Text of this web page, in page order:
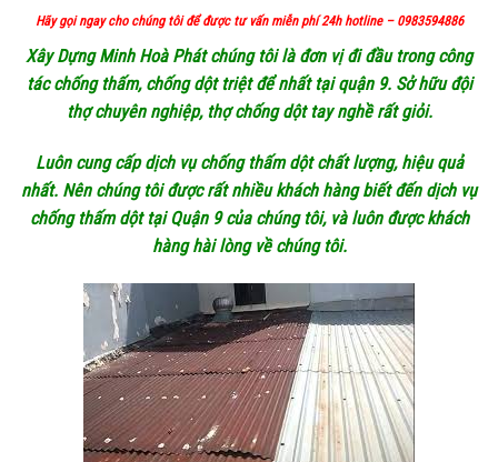
Hãy gọi ngay cho chúng tôi để được tư vấn miễn phí 24h hotline – 0983594886
Xây Dựng Minh Hoà Phát chúng tôi là đơn vị đi đầu trong công
tác chống thấm, chống dột triệt để nhất tại quận 9. Sở hữu đội
thợ chuyên nghiệp, thợ chống dột tay nghề rất giỏi.
Luôn cung cấp dịch vụ chống thấm dột chất lượng, hiệu quả
nhất. Nên chúng tôi được rất nhiều khách hàng biết đến dịch vụ
chống thấm dột tại Quận 9 của chúng tôi, và luôn được khách
hàng hài lòng về chúng tôi.